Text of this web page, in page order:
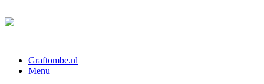
Graftombe.nl
Menu